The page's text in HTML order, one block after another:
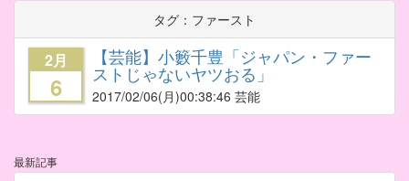
タグ：ファースト
2月
6
【芸能】小籔千豊「ジャパン・ファー
ストじゃないヤツおる」
2017/02/06(月)00:38:46 芸能
最新記事